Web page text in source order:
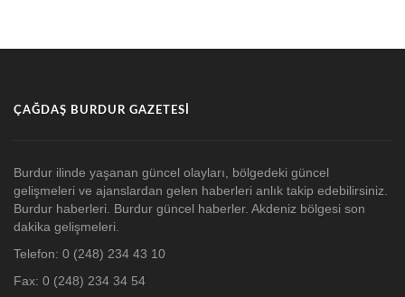
ÇAĞDAŞ BURDUR GAZETESI
Burdur ilinde yaşanan güncel olayları, bölgedeki güncel
gelişmeleri ve ajanslardan gelen haberleri anlık takip edebilirsiniz.
Burdur haberleri. Burdur güncel haberler. Akdeniz bölgesi son
dakika gelişmeleri.
Telefon: 0 (248) 234 43 10
Fax: 0 (248) 234 34 54